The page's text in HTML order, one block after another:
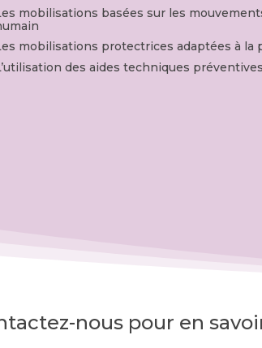
mobilisations basées sur les
mobilisations protectrices adaptées à la
des aides techniques préventives
nous pour en